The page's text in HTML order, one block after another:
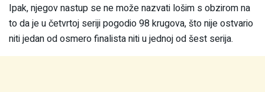
Ipak, njegov nastup se ne može nazvati lošim s obzirom na
to da je u četvrtoj seriji pogodio 98 krugova, što nije ostvario
niti jedan od osmero finalista niti u jednoj od šest serija.